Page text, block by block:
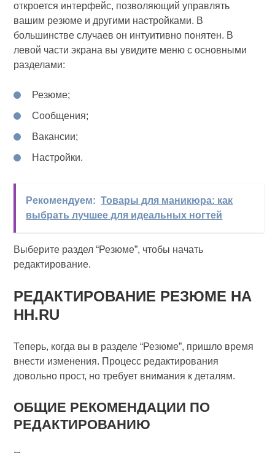
откроется интерфейс, позволяющий управлять
вашим резюме и другими настройками. В
большинстве случаев он интуитивно понятен. В
левой части экрана вы увидите меню с основными
разделами:
Резюме;
Сообщения;
Вакансии;
Настройки.
Рекомендуем: Товары для маникюра: как
выбрать лучшее для идеальных ногтей
Выберите раздел “Резюме”, чтобы начать
редактирование.
РЕДАКТИРОВАНИЕ РЕЗЮМЕ НА
HH.RU
Теперь, когда вы в разделе “Резюме”, пришло время
внести изменения. Процесс редактирования
довольно прост, но требует внимания к деталям.
ОБЩИЕ РЕКОМЕНДАЦИИ ПО
РЕДАКТИРОВАНИЮ